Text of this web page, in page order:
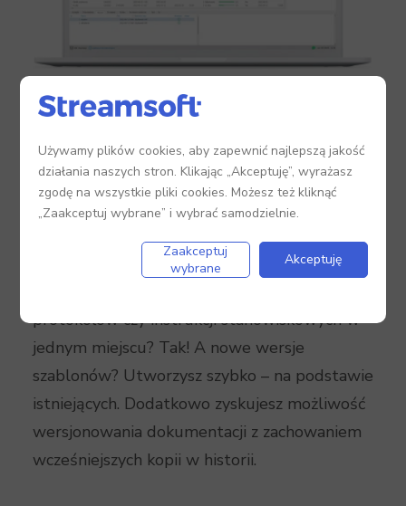
protokołów czy instrukcji stanowiskowych w
jednym miejscu? Tak! A nowe wersje
szablonów? Utworzysz szybko – na podstawie
istniejących. Dodatkowo zyskujesz możliwość
wersjonowania dokumentacji z zachowaniem
wcześniejszych kopii w historii.
Używamy plików cookies, aby zapewnić najlepszą jakość
działania naszych stron. Klikając „Akceptuję”, wyrażasz
zgodę na wszystkie pliki cookies. Możesz też kliknąć
„Zaakceptuj wybrane” i wybrać samodzielnie.
Zaakceptuj
wybrane
Akceptuję